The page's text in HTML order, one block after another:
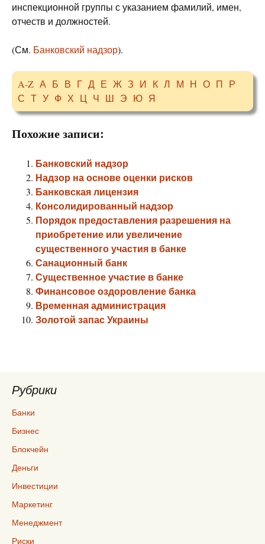
инспекционной группы с указанием фамилий, имен,
отчеств и должностей.
(См. Банковский надзор).
A-Z А Б В Г Д Е Ж З И К Л М Н О П Р
С Т У Ф Х Ц Ч Ш Э Ю Я
Похожие записи:
Банковский надзор
Надзор на основе оценки рисков
Банковская лицензия
Консолидированный надзор
Порядок предоставления разрешения на
приобретение или увеличение
существенного участия в банке
Санационный банк
Существенное участие в банке
Финансовое оздоровление банка
Временная администрация
Золотой запас Украины
Рубрики
Банки
Бизнес
Блокчейн
Деньги
Инвестиции
Маркетинг
Менеджмент
Риски